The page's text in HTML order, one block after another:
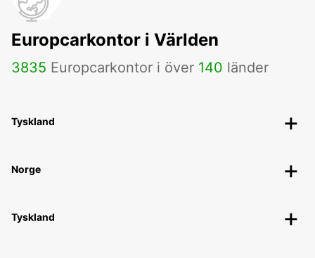
Europcarkontor i Världen
3835 Europcarkontor i över 140 länder
Tyskland
Norge
Tyskland